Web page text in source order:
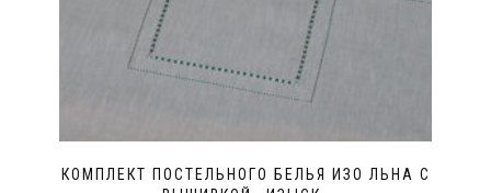
КОМПЛЕКТ ПОСТЕЛЬНОГО БЕЛЬЯ ИЗО ЛЬНА С